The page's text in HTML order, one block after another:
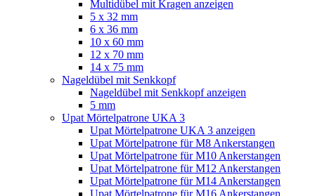
Multidübel mit Kragen anzeigen
5 x 32 mm
6 x 36 mm
10 x 60 mm
12 x 70 mm
14 x 75 mm
Nageldübel mit Senkkopf
Nageldübel mit Senkkopf anzeigen
5 mm
Upat Mörtelpatrone UKA 3
Upat Mörtelpatrone UKA 3 anzeigen
Upat Mörtelpatrone für M8 Ankerstangen
Upat Mörtelpatrone für M10 Ankerstangen
Upat Mörtelpatrone für M12 Ankerstangen
Upat Mörtelpatrone für M14 Ankerstangen
Upat Mörtelpatrone für M16 Ankerstangen